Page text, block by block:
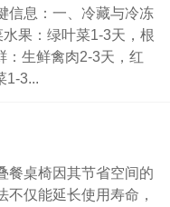
信息：一、冷藏与冷冻
果：绿叶菜1-3天，根
：生鲜禽肉2-3天，红
1-3...
餐桌椅因其节省空间的
仅能延长使用寿命，